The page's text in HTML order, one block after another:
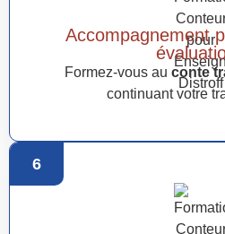
Accompagnement
Formez-vous au conte
continuant votre
6